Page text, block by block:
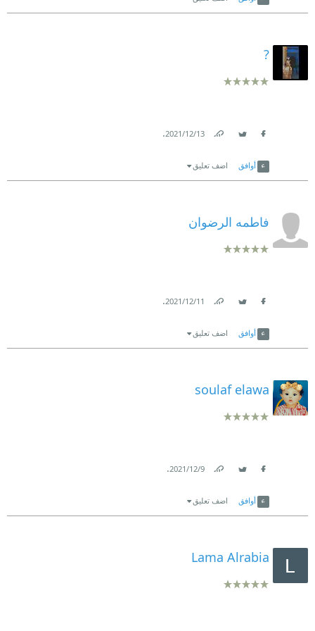
?
13‏/12‏/2021
.
أوافق اضف تعليق
فاطمه الرضوان
11‏/12‏/2021
.
أوافق اضف تعليق
soulaf elawa
9‏/12‏/2021
.
أوافق اضف تعليق
Lama Alrabia